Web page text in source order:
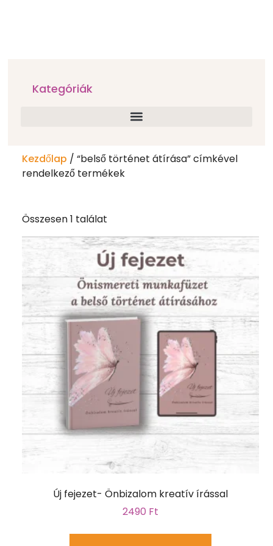
Kategóriák
Kezdőlap / “belső történet átírása” címkével
rendelkező termékek
Összesen 1 találat
Új fejezet- Önbizalom kreatív írással
2490 Ft